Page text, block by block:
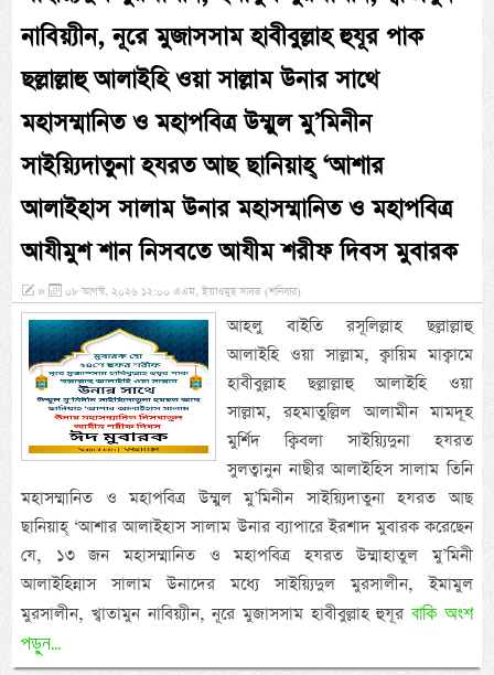
নাবিয়্যীন, নূরে মুজাসসাম হাবীবুল্লাহ হুযূর পাক
ছল্লাল্লাহু আলাইহি ওয়া সাল্লাম উনার সাথে
মহাসম্মানিত ও মহাপবিত্র উম্মুল মু’মিনীন
সাইয়্যিদাতুনা হযরত আছ ছানিয়াহ্ ‘আশার
আলাইহাস সালাম উনার মহাসম্মানিত ও মহাপবিত্র
আযীমুশ শান নিসবতে আযীম শরীফ দিবস মুবারক
» ০৮ আগস্ট, ২০২৬ ১২:০০ এএম, ইয়াওমুছ সাবত (শনিবার)
আহলু বাইতি রসূলিল্লাহ ছল্লাল্লাহু
আলাইহি ওয়া সাল্লাম, ক্বায়িম মাক্বামে
হাবীবুল্লাহ ছল্লাল্লাহু আলাইহি ওয়া
সাল্লাম, রহমাতুল্লিল আলামীন মামদূহ
মুর্শিদ ক্বিবলা সাইয়্যিদুনা হযরত
সুলত্বানুন নাছীর আলাইহিস সালাম তিনি
মহাসম্মানিত ও মহাপবিত্র উম্মুল মু’মিনীন সাইয়্যিদাতুনা হযরত আছ
ছানিয়াহ্ ‘আশার আলাইহাস সালাম উনার ব্যাপারে ইরশাদ মুবারক করেছেন
যে, ১৩ জন মহাসম্মানিত ও মহাপবিত্র হযরত উম্মাহাতুল মু’মিনী
আলাইহিন্নাস সালাম উনাদের মধ্যে সাইয়্যিদুল মুরসালীন, ইমামুল
মুরসালীন, খ্বাতামুন নাবিয়্যীন, নূরে মুজাসসাম হাবীবুল্লাহ হুযূরবাকি অংশ
পড়ুন...